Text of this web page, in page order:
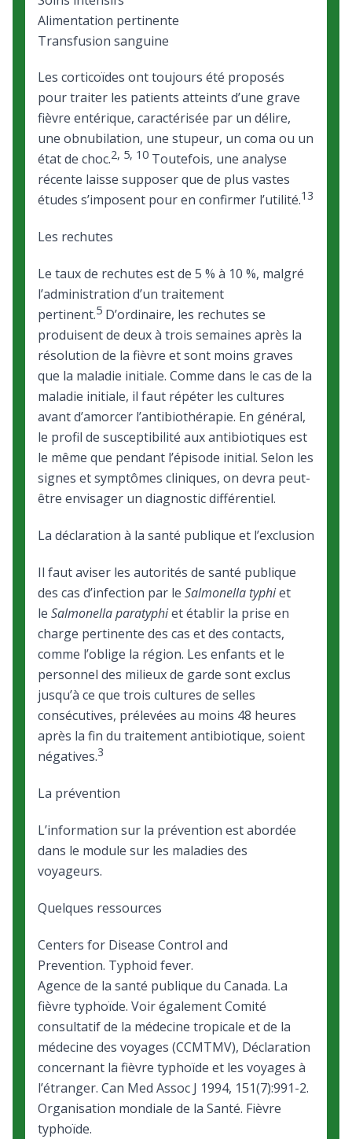
Alimentation pertinente
Transfusion sanguine
Les corticoïdes ont toujours été proposés
pour traiter les patients atteints d’une grave
fièvre entérique, caractérisée par un délire,
une obnubilation, une stupeur, un coma ou un
état de choc.2, 5, 10 Toutefois, une analyse
récente laisse supposer que de plus vastes
études s’imposent pour en confirmer l’utilité.13
Les rechutes
Le taux de rechutes est de 5 % à 10 %, malgré
l’administration d’un traitement
pertinent.5 D’ordinaire, les rechutes se
produisent de deux à trois semaines après la
résolution de la fièvre et sont moins graves
que la maladie initiale. Comme dans le cas de la
maladie initiale, il faut répéter les cultures
avant d’amorcer l’antibiothérapie. En général,
le profil de susceptibilité aux antibiotiques est
le même que pendant l’épisode initial. Selon les
signes et symptômes cliniques, on devra peut-
être envisager un diagnostic différentiel.
La déclaration à la santé publique et l’exclusion
Il faut aviser les autorités de santé publique
des cas d’infection par le Salmonella typhiet
le Salmonella paratyphiet établir la prise en
charge pertinente des cas et des contacts,
comme l’oblige la région. Les enfants et le
personnel des milieux de garde sont exclus
jusqu’à ce que trois cultures de selles
consécutives, prélevées au moins 48 heures
après la fin du traitement antibiotique, soient
négatives.3
La prévention
L’information sur la prévention est abordée
dans le module sur les maladies des
voyageurs.
Quelques ressources
Centers for Disease Control and
Prevention. Typhoid fever.
Agence de la santé publique du Canada. La
fièvre typhoïde. Voir également Comité
consultatif de la médecine tropicale et de la
médecine des voyages (CCMTMV), Déclaration
concernant la fièvre typhoïde et les voyages à
l’étranger. Can Med Assoc J 1994, 151(7):991-2.
Organisation mondiale de la Santé. Fièvre
typhoïde.